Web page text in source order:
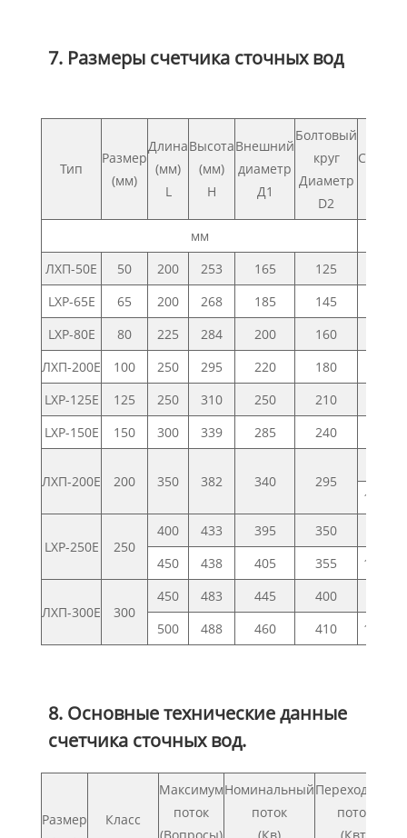
7. Размеры счетчика сточных вод
Тип
Размер
(мм)
Длина
(мм)
L
Высота
(мм)
H
Внешний
диаметр
Д1
Болтовый
круг
Диаметр
D2
мм
ЛХП-50Е
50 200 253 165 125
LXP-65E
65 200 268 185 145
LXP-80E
80 225 284 200 160
ЛХП-200Е
100 250 295 220 180
LXP-125E
125 250 310 250 210
LXP-150E
150 300 339 285 240
ЛХП-200Е 200 350 382 340 295
12-
LXP-250E 250
400 433 395 350
450
438 405 355 12-
ЛХП-300Е 300
450 483 445 400
500
488 460 410 12-
8. Основные технические данные
счетчика сточных вод.
Размер
Класс
Максимум
поток
Номинальный
поток
Переходный
поток